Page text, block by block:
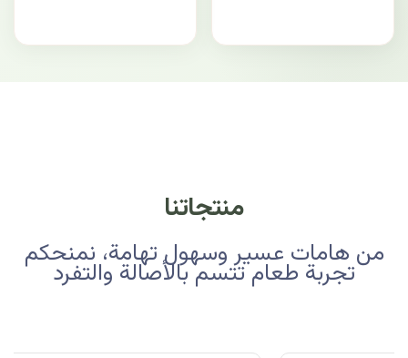
منتجاتنا
من هامات عسير وسهول تهامة، نمنحكم
تجربة طعام تتسم بالأصالة والتفرد